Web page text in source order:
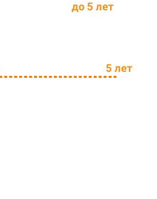
до 5 лет
5 лет